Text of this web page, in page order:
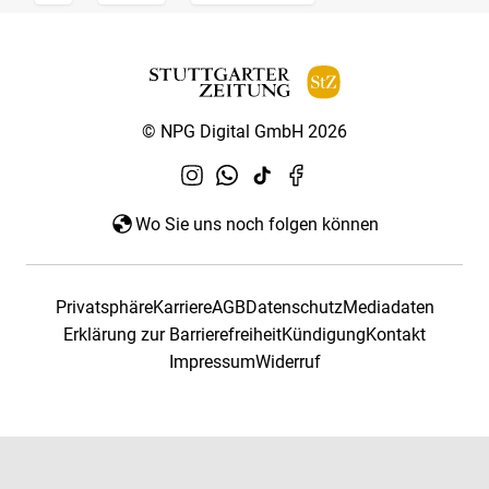
© NPG Digital GmbH 2026
Wo Sie uns noch folgen können
PrivatsphäreKarriereAGBDatenschutzMediadaten
Erklärung zur BarrierefreiheitKündigungKontakt
ImpressumWiderruf